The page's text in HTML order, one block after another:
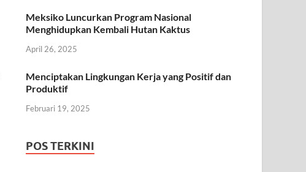
Meksiko Luncurkan Program Nasional
Menghidupkan Kembali Hutan Kaktus
April 26, 2025
Menciptakan Lingkungan Kerja yang Positif dan
Produktif
Februari 19, 2025
POS TERKINI